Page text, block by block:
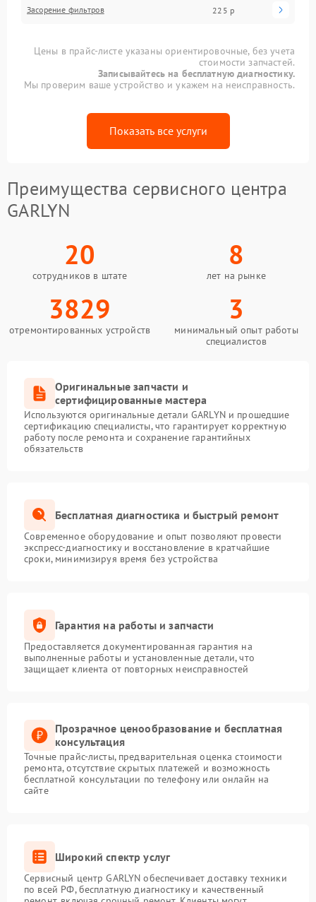
Засорение фильтров 225 р
Цены в прайс-листе указаны ориентировочные, без учета
стоимости запчастей.
Записывайтесь на бесплатную диагностику.
Мы проверим ваше устройство и укажем на неисправность.
Показать все услуги
Преимущества сервисного центра
GARLYN
20
сотрудников в штате
8
лет на рынке
3829
отремонтированных устройств
3
минимальный опыт работы
специалистов
Оригинальные запчасти и
сертифицированные мастера
Используются оригинальные детали GARLYN и прошедшие
сертификацию специалисты, что гарантирует корректную
работу после ремонта и сохранение гарантийных
обязательств
Бесплатная диагностика и быстрый ремонт
Современное оборудование и опыт позволяют провести
экспресс-диагностику и восстановление в кратчайшие
сроки, минимизируя время без устройства
Гарантия на работы и запчасти
Предоставляется документированная гарантия на
выполненные работы и установленные детали, что
защищает клиента от повторных неисправностей
Прозрачное ценообразование и бесплатная
консультация
Точные прайс-листы, предварительная оценка стоимости
ремонта, отсутствие скрытых платежей и возможность
бесплатной консультации по телефону или онлайн на
сайте
Широкий спектр услуг
Сервисный центр GARLYN обеспечивает доставку техники
по всей РФ, бесплатную диагностику и качественный